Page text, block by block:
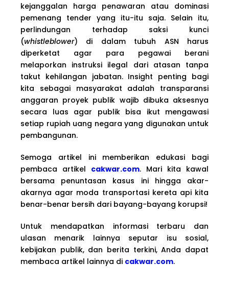
kejanggalan harga penawaran atau dominasi
pemenang tender yang itu-itu saja. Selain itu,
perlindungan terhadap saksi kunci
(whistleblower) di dalam tubuh ASN harus
diperketat agar para pegawai berani
melaporkan instruksi ilegal dari atasan tanpa
takut kehilangan jabatan. Insight penting bagi
kita sebagai masyarakat adalah transparansi
anggaran proyek publik wajib dibuka aksesnya
secara luas agar publik bisa ikut mengawasi
setiap rupiah uang negara yang digunakan untuk
pembangunan.
Semoga artikel ini memberikan edukasi bagi
pembaca artikel cakwar.com. Mari kita kawal
bersama penuntasan kasus ini hingga akar-
akarnya agar moda transportasi kereta api kita
benar-benar bersih dari bayang-bayang korupsi!
Untuk mendapatkan informasi terbaru dan
ulasan menarik lainnya seputar isu sosial,
kebijakan publik, dan berita terkini, Anda dapat
membaca artikel lainnya di cakwar.com.